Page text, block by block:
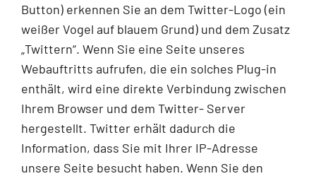
Button) erkennen Sie an dem Twitter-Logo (ein
weißer Vogel auf blauem Grund) und dem Zusatz
„Twittern“. Wenn Sie eine Seite unseres
Webauftritts aufrufen, die ein solches Plug-in
enthält, wird eine direkte Verbindung zwischen
Ihrem Browser und dem Twitter- Server
hergestellt. Twitter erhält dadurch die
Information, dass Sie mit Ihrer IP-Adresse
unsere Seite besucht haben. Wenn Sie den